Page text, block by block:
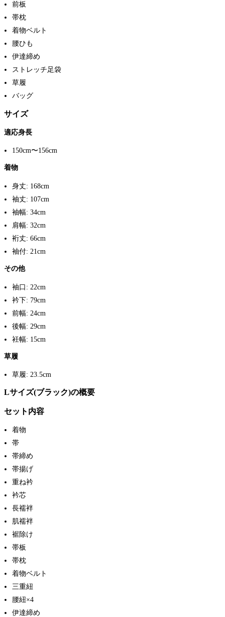
前板
帯枕
着物ベルト
腰ひも
伊達締め
ストレッチ足袋
草履
バッグ
サイズ
適応身長
150cm〜156cm
着物
身丈: 168cm
袖丈: 107cm
袖幅: 34cm
肩幅: 32cm
裄丈: 66cm
袖付: 21cm
その他
袖口: 22cm
衿下: 79cm
前幅: 24cm
後幅: 29cm
衽幅: 15cm
草履
草履: 23.5cm
Lサイズ(ブラック)の概要
セット内容
着物
帯
帯締め
帯揚げ
重ね衿
衿芯
長襦袢
肌襦袢
裾除け
帯板
帯枕
着物ベルト
三重紐
腰紐×4
伊達締め